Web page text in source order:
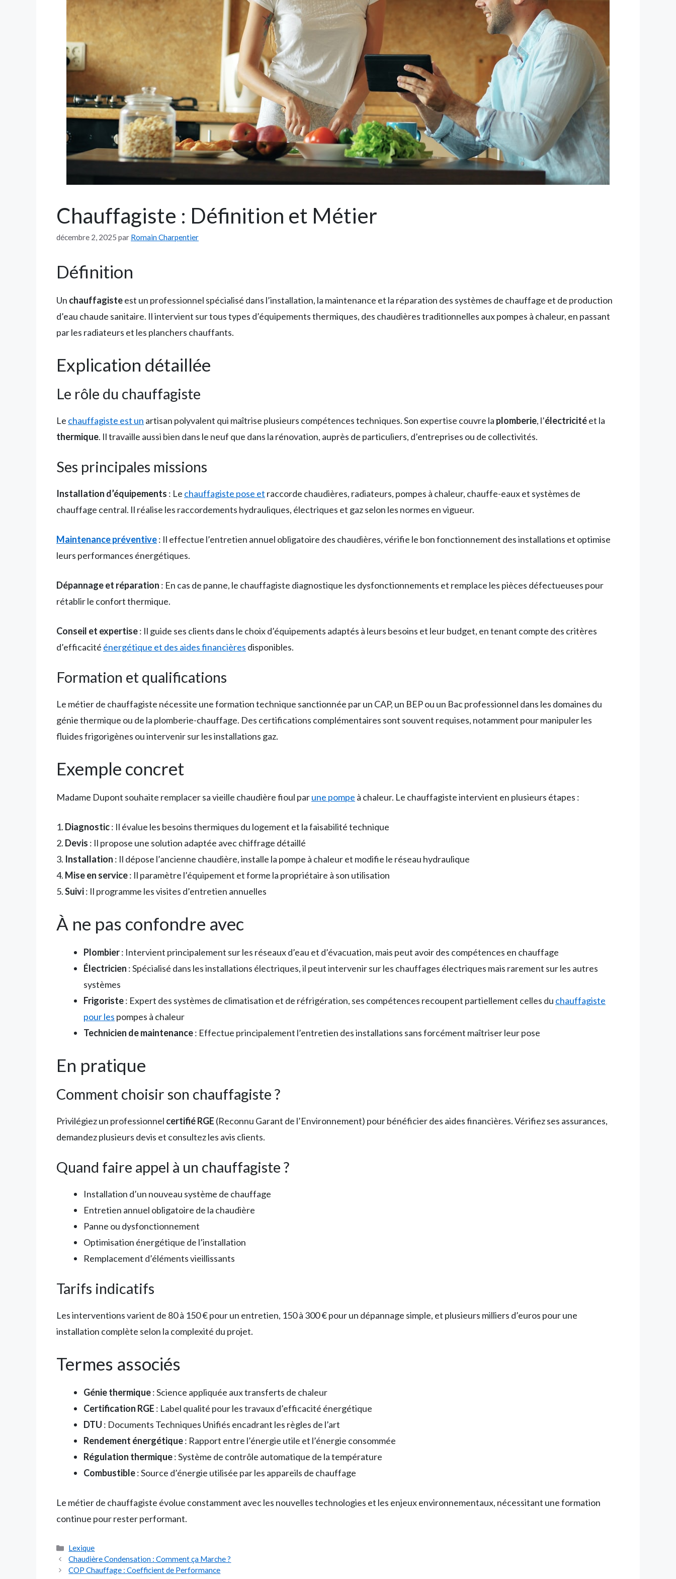
Chauffagiste : Définition et Métier
décembre 2, 2025 par Romain Charpentier
Définition
Un chauffagisteest un professionnel spécialisé dans l’installation, la maintenance et la réparation des systèmes de chauffage et de production
d’eau chaude sanitaire. Il intervient sur tous types d’équipements thermiques, des chaudières traditionnelles aux pompes à chaleur, en passant
par les radiateurs et les planchers chauffants.
Explication détaillée
Le rôle du chauffagiste
Le chauffagiste est un artisan polyvalent qui maîtrise plusieurs compétences techniques. Son expertise couvre la plomberie, l’électricitéet la
thermique. Il travaille aussi bien dans le neuf que dans la rénovation, auprès de particuliers, d’entreprises ou de collectivités.
Ses principales missions
Installation d’équipements : Le chauffagiste pose et raccorde chaudières, radiateurs, pompes à chaleur, chauffe-eaux et systèmes de
chauffage central. Il réalise les raccordements hydrauliques, électriques et gaz selon les normes en vigueur.
Maintenance préventive: Il effectue l’entretien annuel obligatoire des chaudières, vérifie le bon fonctionnement des installations et optimise
leurs performances énergétiques.
Dépannage et réparation : En cas de panne, le chauffagiste diagnostique les dysfonctionnements et remplace les pièces défectueuses pour
rétablir le confort thermique.
Conseil et expertise: Il guide ses clients dans le choix d’équipements adaptés à leurs besoins et leur budget, en tenant compte des critères
d’efficacité énergétique et des aides financières disponibles.
Formation et qualifications
Le métier de chauffagiste nécessite une formation technique sanctionnée par un CAP, un BEP ou un Bac professionnel dans les domaines du
génie thermique ou de la plomberie-chauffage. Des certifications complémentaires sont souvent requises, notamment pour manipuler les
fluides frigorigènes ou intervenir sur les installations gaz.
Exemple concret
Madame Dupont souhaite remplacer sa vieille chaudière fioul parune pompe à chaleur. Le chauffagiste intervient en plusieurs étapes :
1. Diagnostic: Il évalue les besoins thermiques du logement et la faisabilité technique
2. Devis : Il propose une solution adaptée avec chiffrage détaillé
3. Installation : Il dépose l’ancienne chaudière, installe la pompe à chaleur et modifie le réseau hydraulique
4. Mise en service: Il paramètre l’équipement et forme la propriétaire à son utilisation
5.Suivi: Il programme les visites d’entretien annuelles
À ne pas confondre avec
Plombier: Intervient principalement sur les réseaux d’eau et d’évacuation, mais peut avoir des compétences en chauffage
Électricien : Spécialisé dans les installations électriques, il peut intervenir sur les chauffages électriques mais rarement sur les autres
systèmes
Frigoriste: Expert des systèmes de climatisation et de réfrigération, ses compétences recoupent partiellement celles du chauffagiste
pour les pompes à chaleur
Technicien de maintenance: Effectue principalement l’entretien des installations sans forcément maîtriser leur pose
En pratique
Comment choisir son chauffagiste ?
Privilégiez un professionnel certifié RGE (Reconnu Garant de l’Environnement) pour bénéficier des aides financières. Vérifiez ses assurances,
demandez plusieurs devis et consultez les avis clients.
Quand faire appel à un chauffagiste ?
Installation d’un nouveau système de chauffage
Entretien annuel obligatoire de la chaudière
Panne ou dysfonctionnement
Optimisation énergétique de l’installation
Remplacement d’éléments vieillissants
Tarifs indicatifs
Les interventions varient de 80 à 150 € pour un entretien, 150 à 300 € pour un dépannage simple, et plusieurs milliers d’euros pour une
installation complète selon la complexité du projet.
Termes associés
Génie thermique: Science appliquée aux transferts de chaleur
Certification RGE : Label qualité pour les travaux d’efficacité énergétique
DTU : Documents Techniques Unifiés encadrant les règles de l’art
Rendement énergétique: Rapport entre l’énergie utile et l’énergie consommée
Régulation thermique: Système de contrôle automatique de la température
Combustible: Source d’énergie utilisée par les appareils de chauffage
Le métier de chauffagiste évolue constamment avec les nouvelles technologies et les enjeux environnementaux, nécessitant une formation
continue pour rester performant.
Catégories
Lexique
Chaudière Condensation : Comment ça Marche ?
COP Chauffage : Coefficient de Performance